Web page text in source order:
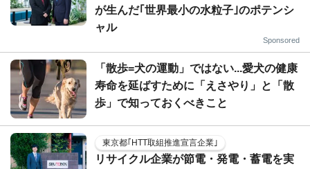
が生んだ｢世界最小の水粒子｣のポテンシ
ャル
Sponsored
「散歩=犬の運動」ではない...愛犬の健康
寿命を延ばすために「えさやり」と「散
歩」で知っておくべきこと
東京都｢HTT取組推進宣言企業｣
リサイクル企業が節電・発電・蓄電を実